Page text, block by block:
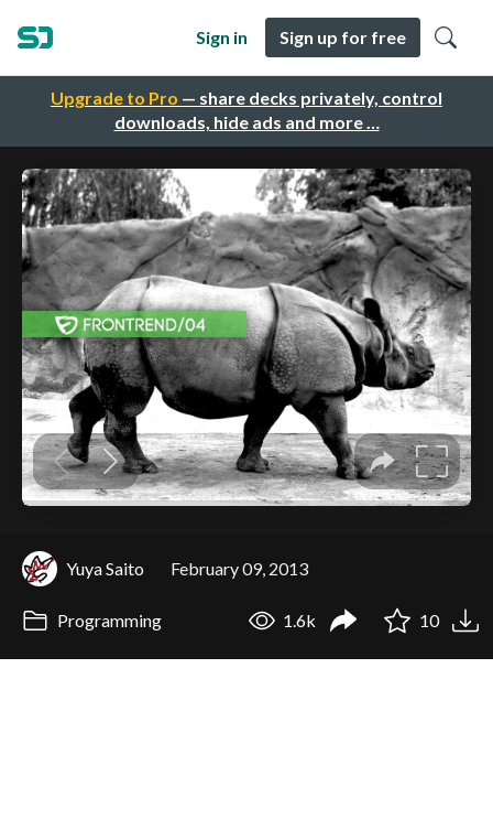
Upgrade to Pro — share decks privately, control
downloads, hide ads and more …
Sign in Sign up for free
Yuya Saito February 09, 2013
Programming 1.6k 10